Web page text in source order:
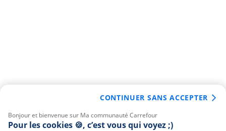
Bonjour et bienvenue sur Ma communauté Carrefour
Pour les cookies 🍪, c’est vous qui voyez ;)
CONTINUER SANS ACCEPTER